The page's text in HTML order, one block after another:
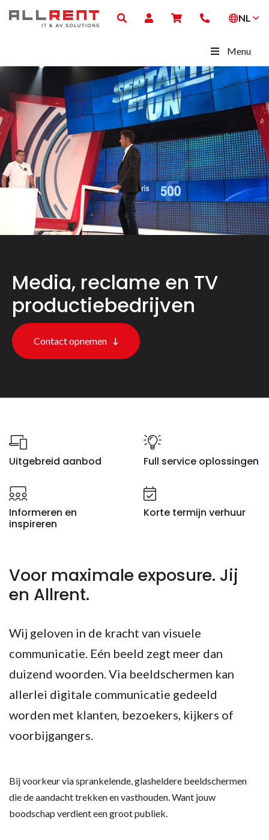
NL
Menu
Media, reclame en TV
productiebedrijven
Contact opnemen
Uitgebreid aanbod Full service oplossingen
Informeren en
inspireren
Korte termijn verhuur
Voor maximale exposure. Jij
en Allrent.
Wij geloven in de kracht van visuele
communicatie. Eén beeld zegt meer dan
duizend woorden. Via beeldschermen kan
allerlei digitale communicatie gedeeld
worden met klanten, bezoekers, kijkers of
voorbijgangers.
Bij voorkeur via sprankelende, glasheldere beeldschermen
die de aandacht trekken en vasthouden. Want jouw
boodschap verdient een groot publiek.